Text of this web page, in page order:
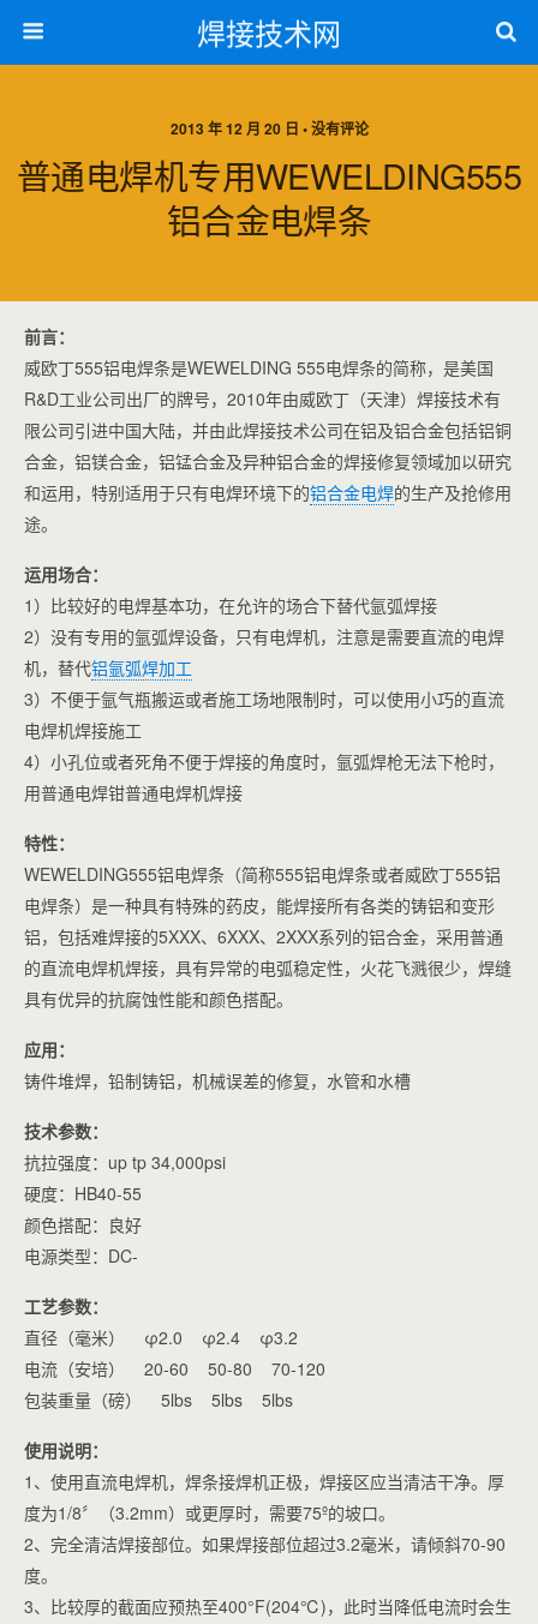
焊接技术网
2013 年 12 月 20 日 • 没有评论
普通电焊机专用WEWELDING555
铝合金电焊条
前言：
威欧丁555铝电焊条是WEWELDING 555电焊条的简称，是美国
R&D工业公司出厂的牌号，2010年由威欧丁（天津）焊接技术有
限公司引进中国大陆，并由此焊接技术公司在铝及铝合金包括铝铜
合金，铝镁合金，铝锰合金及异种铝合金的焊接修复领域加以研究
和运用，特别适用于只有电焊环境下的铝合金电焊的生产及抢修用
途。
运用场合：
1）比较好的电焊基本功，在允许的场合下替代氩弧焊接
2）没有专用的氩弧焊设备，只有电焊机，注意是需要直流的电焊
机，替代铝氩弧焊加工
3）不便于氩气瓶搬运或者施工场地限制时，可以使用小巧的直流
电焊机焊接施工
4）小孔位或者死角不便于焊接的角度时，氩弧焊枪无法下枪时，
用普通电焊钳普通电焊机焊接
特性：
WEWELDING555铝电焊条（简称555铝电焊条或者威欧丁555铝
电焊条）是一种具有特殊的药皮，能焊接所有各类的铸铝和变形
铝，包括难焊接的5XXX、6XXX、2XXX系列的铝合金，采用普通
的直流电焊机焊接，具有异常的电弧稳定性，火花飞溅很少，焊缝
具有优异的抗腐蚀性能和颜色搭配。
应用：
铸件堆焊，铅制铸铝，机械误差的修复，水管和水槽
技术参数：
抗拉强度：up tp 34,000psi
硬度：HB40-55
颜色搭配：良好
电源类型：DC-
工艺参数：
直径（毫米） φ2.0 φ2.4 φ3.2
电流（安培） 20-60 50-80 70-120
包装重量（磅） 5lbs 5lbs 5lbs
使用说明：
1、使用直流电焊机，焊条接焊机正极，焊接区应当清洁干净。厚
度为1/8〞（3.2mm）或更厚时，需要75º的坡口。
2、完全清洁焊接部位。如果焊接部位超过3.2毫米，请倾斜70-90
度。
3、比较厚的截面应预热至400°F(204℃)，此时当降低电流时会生